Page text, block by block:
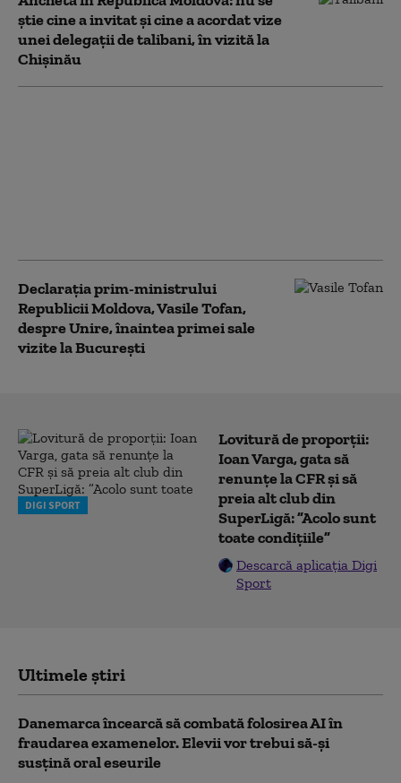
știe cine a invitat şi cine a acordat vize
unei delegaţii de talibani, în vizită la
Chișinău
Declarația prim-ministrului
Republicii Moldova, Vasile Tofan,
despre Unire, înaintea primei sale
vizite la București
DIGI SPORT
Lovitură de proporții:
Ioan Varga, gata să
renunțe la CFR și să
preia alt club din
SuperLigă: ”Acolo sunt
toate condițiile”
Descarcă aplicația Digi
Sport
Ultimele știri
Danemarca încearcă să combată folosirea AI în
fraudarea examenelor. Elevii vor trebui să-şi
susţină oral eseurile